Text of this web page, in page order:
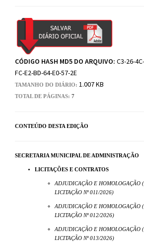
CÓDIGO HASH MD5 DO ARQUIVO: C3-26-
FC-E2-BD-64-E0-57-2E
TAMANHO DO DIÁRIO: 1.007 KB
TOTAL DE PÁGINAS: 7
CONTEÚDO DESTA EDIÇÃO
SECRETARIA MUNICIPAL DE ADMINISTRAÇÃO
LICITAÇÕES E CONTRATOS
ADJUDICAÇÃO E
LICITAÇÃO Nº 011/2026)
ADJUDICAÇÃO E
LICITAÇÃO Nº 012/2026)
ADJUDICAÇÃO E
LICITAÇÃO Nº 013/2026)